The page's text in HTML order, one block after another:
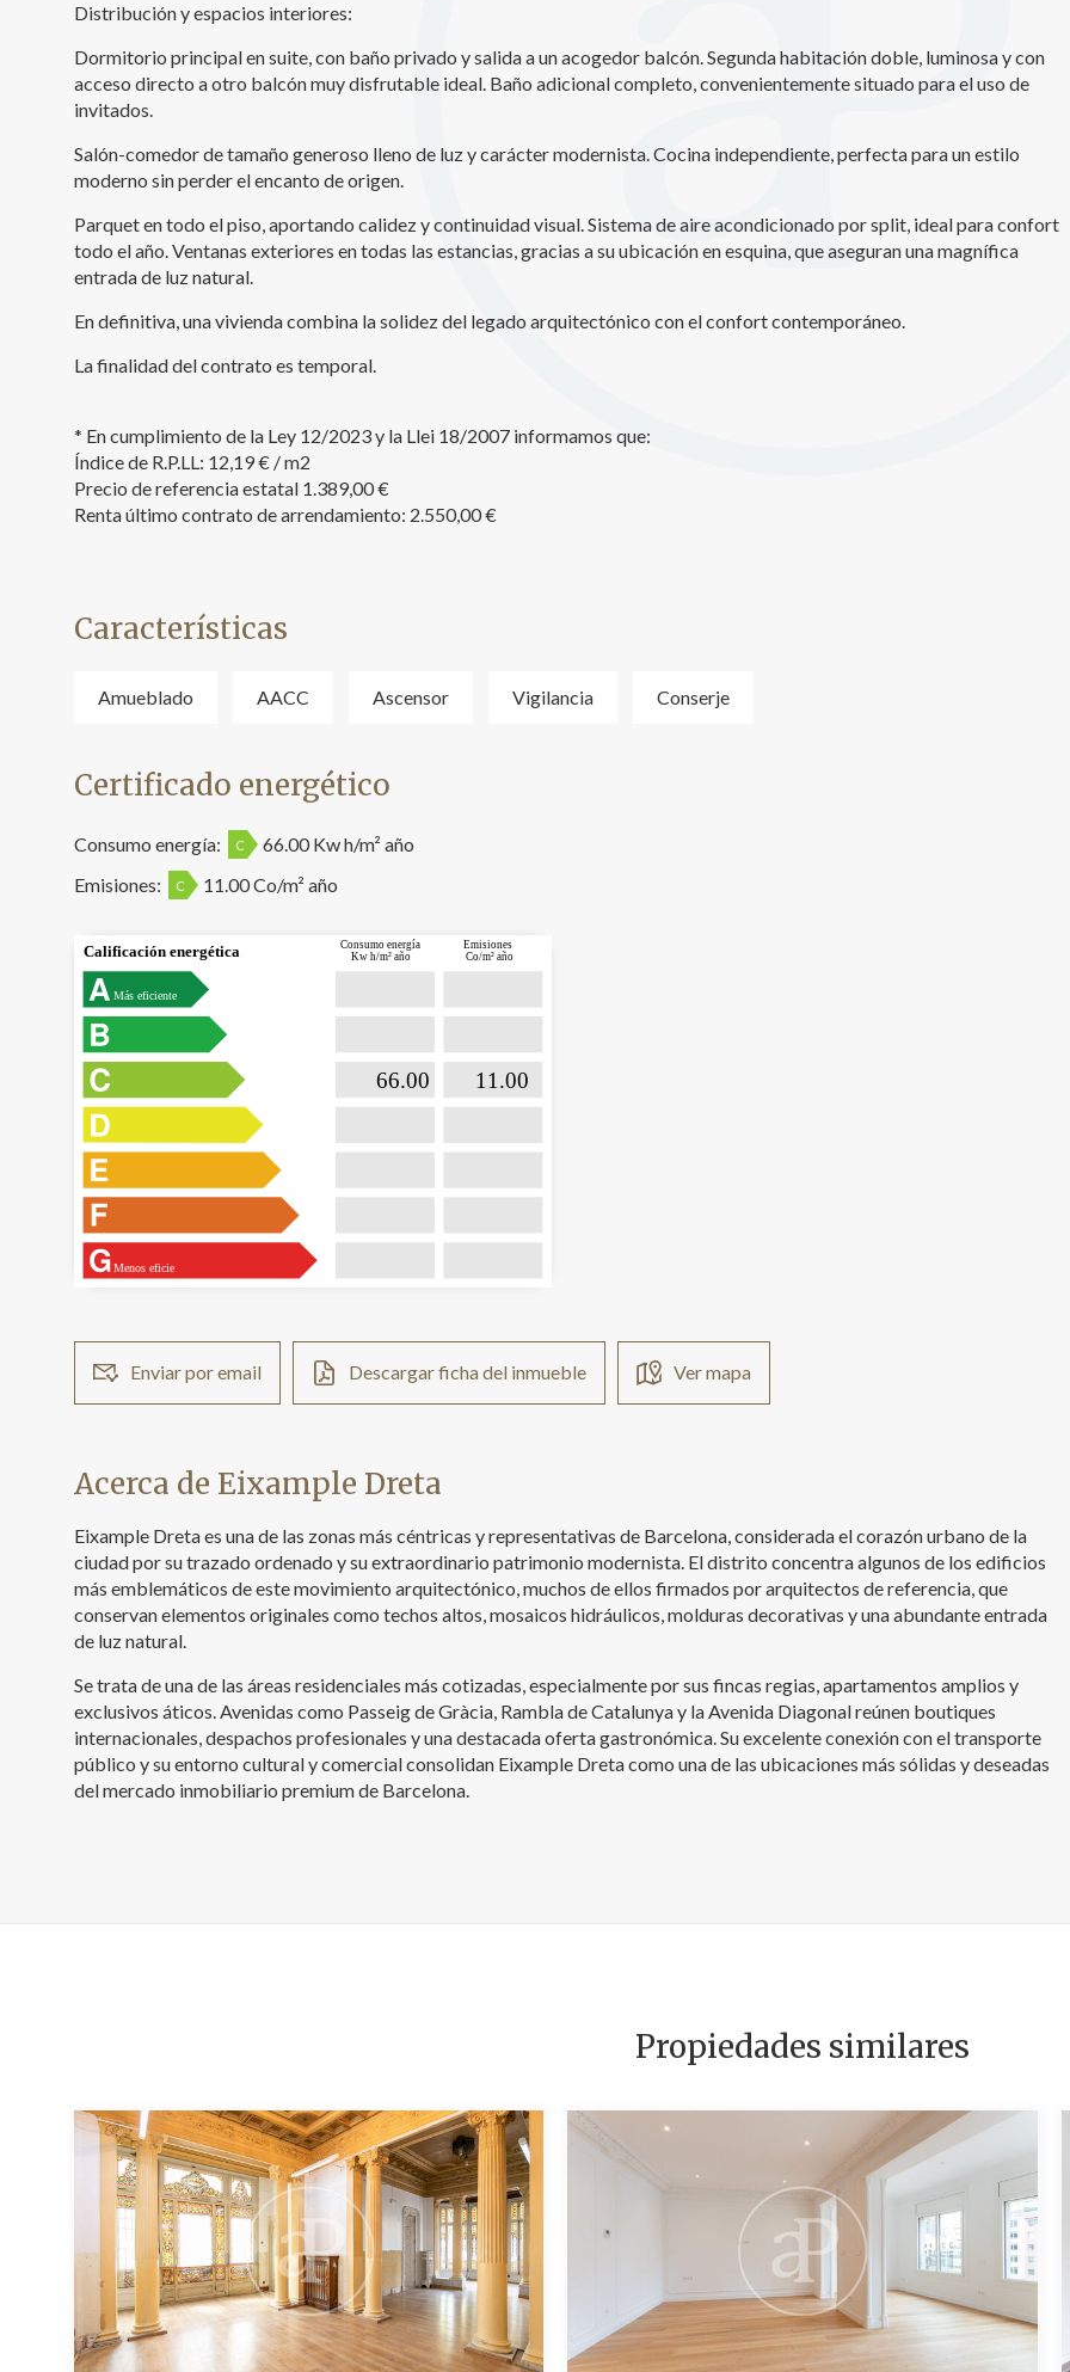
Distribución y espacios interiores:
Dormitorio principal en suite, con baño privado y salida a un acogedor balcón. Segunda habitación doble, luminosa y con
acceso directo a otro balcón muy disfrutable ideal. Baño adicional completo, convenientemente situado para el uso de
invitados.
Salón-comedor de tamaño generoso lleno de luz y carácter modernista. Cocina independiente, perfecta para un estilo
moderno sin perder el encanto de origen.
Parquet en todo el piso, aportando calidez y continuidad visual. Sistema de aire acondicionado por split, ideal para confort
todo el año. Ventanas exteriores en todas las estancias, gracias a su ubicación en esquina, que aseguran una magnífica
entrada de luz natural.
En definitiva, una vivienda combina la solidez del legado arquitectónico con el confort contemporáneo.
La finalidad del contrato es temporal.
* En cumplimiento de la Ley 12/2023 y la Llei 18/2007 informamos que:
Índice de R.P.LL: 12,19 € / m2
Precio de referencia estatal 1.389,00 €
Renta último contrato de arrendamiento: 2.550,00 €
Características
Amueblado AACC Ascensor Vigilancia Conserje
Certificado energético
Consumo energía: C
66.00 Kw h/m² año
Emisiones:
C 11.00 Co/m² año
Más eficiente
Menos eficie
Calificación energética
Consumo energía
Kw h/m² año
Emisiones
Co/m² año
66.00
11.00
Enviar por email Descargar ficha del inmueble Ver mapa
Acerca de Eixample Dreta
Eixample Dreta es una de las zonas más céntricas y representativas de Barcelona, considerada el corazón urbano de la
ciudad por su trazado ordenado y su extraordinario patrimonio modernista. El distrito concentra algunos de los edificios
más emblemáticos de este movimiento arquitectónico, muchos de ellos firmados por arquitectos de referencia, que
conservan elementos originales como techos altos, mosaicos hidráulicos, molduras decorativas y una abundante entrada
de luz natural.
Se trata de una de las áreas residenciales más cotizadas, especialmente por sus fincas regias, apartamentos amplios y
exclusivos áticos. Avenidas como Passeig de Gràcia, Rambla de Catalunya y la Avenida Diagonal reúnen boutiques
internacionales, despachos profesionales y una destacada oferta gastronómica. Su excelente conexión con el transporte
público y su entorno cultural y comercial consolidan Eixample Dreta como una de las ubicaciones más sólidas y deseadas
del mercado inmobiliario premium de Barcelona.
Propiedades similares
en el sitio web y mostrar publicidad relacionada con el perfil de navegación del
usuario.
Guardar configuración Aceptar todas